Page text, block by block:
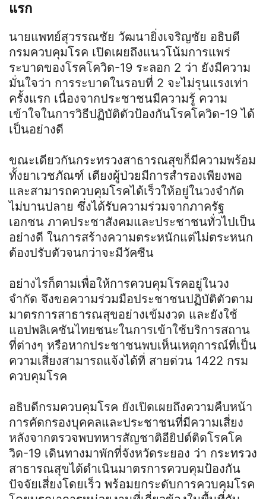
แรก
นายแพทย์สุวรรณชัย วัฒนายิ่งเจริญชัย อธิบดี
กรมควบคุมโรค เปิดเผยถึงแนวโน้มการแพร่
ระบาดของโรคโควิด-19 ระลอก 2 ว่า ยังมีความ
มั่นใจว่า การระบาดในรอบที่ 2 จะไม่รุนแรงเท่า
ครั้งแรก เนื่องจากประชาชนมีความรู้ ความ
เข้าใจในการวิธีปฏิบัติตัวป้องกันโรคโควิด-19 ได้
เป็นอย่างดี
ขณะเดียวกันกระทรวงสาธารณสุขก็มีความพร้อม
ทั้งยาเวชภัณฑ์ เตียงผู้ป่วยมีการสำรองเพียงพอ
และสามารถควบคุมโรคได้เร็วให้อยู่ในวงจำกัด
ไม่บานปลาย ซึ่งได้รับความร่วมจากภาครัฐ
เอกชน ภาคประชาสังคมและประชาชนทั่วไปเป็น
อย่างดี ในการสร้างความตระหนักแต่ไม่ตระหนก
ต้องปรับตัวจนกว่าจะมีวัคซีน
อย่างไรก็ตามเพื่อให้การควบคุมโรคอยู่ในวง
จำกัด จึงขอความร่วมมือประชาชนปฏิบัติตัวตาม
มาตรการสาธารณสุขอย่างเข้มงวด และยังใช้
แอปพลิเคชันไทยชนะในการเข้าใช้บริการสถาน
ที่ต่างๆ หรือหากประชาชนพบเห็นเหตุการณ์ที่เป็น
ความเสี่ยงสามารถแจ้งได้ที่ สายด่วน 1422 กรม
ควบคุมโรค
อธิบดีกรมควบคุมโรค ยังเปิดเผยถึงความคืบหน้า
การคัดกรองบุคคลและประชาชนที่มีความเสี่ยง
หลังจากตรวจพบทหารสัญชาติอียิปต์ติดโรคโค
วิด-19 เดินทางมาพักที่จังหวัดระยอง ว่า กระทรวง
สาธารณสุขได้ดำเนินมาตรการควบคุมป้องกัน
ปัจจัยเสี่ยงโดยเร็ว พร้อมยกระดับการควบคุมโรค